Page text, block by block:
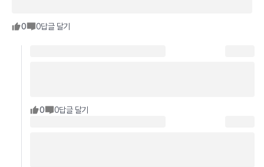
0 0답글 달기
0 0답글 달기